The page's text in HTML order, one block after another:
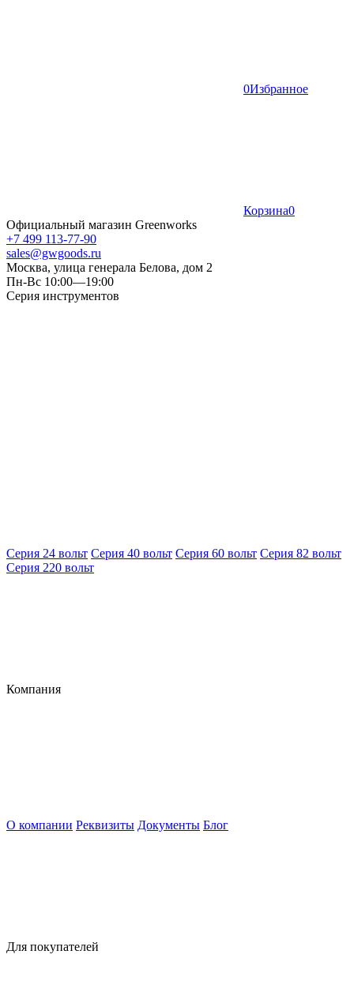
0Избранное
Корзина0
Официальный магазин Greenworks
+7 499 113-77-90
sales@gwgoods.ru
Москва, улица генерала Белова, дом 2
Пн-Вс 10:00—19:00
Серия инструментов
Серия 24 вольт Серия 40 вольт Серия 60 вольт Серия 82 вольт
Серия 220 вольт
Компания
О компании Реквизиты Документы Блог
Для покупателей